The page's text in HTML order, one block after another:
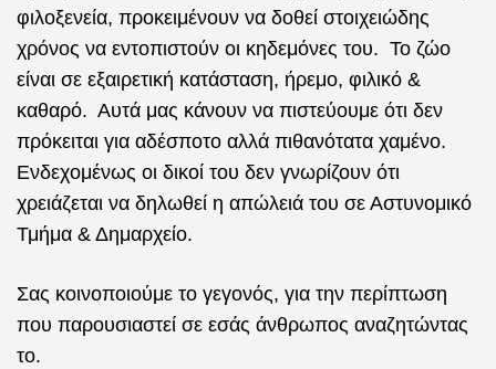
φιλοξενεία, προκειμένουν να δοθεί στοιχειώδης
χρόνος να εντοπιστούν οι κηδεμόνες του. Το ζώο
είναι σε εξαιρετική κατάσταση, ήρεμο, φιλικό &
καθαρό. Αυτά μας κάνουν να πιστεύουμε ότι δεν
πρόκειται για αδέσποτο αλλά πιθανότατα χαμένο.
Ενδεχομένως οι δικοί του δεν γνωρίζουν ότι
χρειάζεται να δηλωθεί η απώλειά του σε Αστυνομικό
Τμήμα & Δημαρχείο.
Σας κοινοποιούμε το γεγονός, για την περίπτωση
που παρουσιαστεί σε εσάς άνθρωπος αναζητώντας
το.